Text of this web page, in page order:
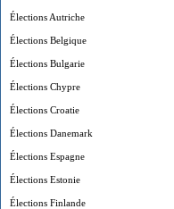
Élections Autriche
Élections Belgique
Élections Bulgarie
Élections Chypre
Élections Croatie
Élections Danemark
Élections Espagne
Élections Estonie
Élections Finlande